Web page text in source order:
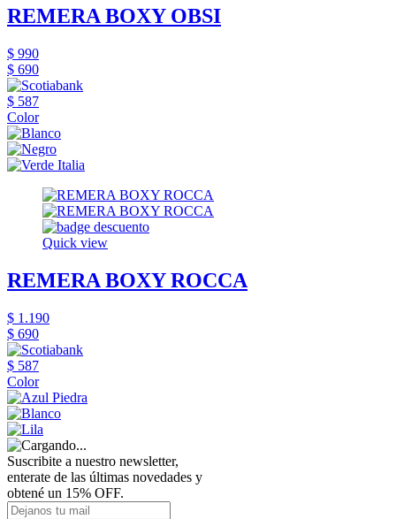
REMERA BOXY OBSI
$ 990
$ 690
$ 587
Color
Quick view
REMERA BOXY ROCCA
$ 1.190
$ 690
$ 587
Color
Suscribite a nuestro newsletter,
enterate de las últimas novedades y
obtené un 15% OFF.